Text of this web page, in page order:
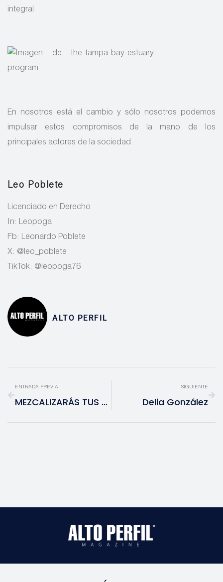
integral.
En nosotros está el cambio y sólo nosotros podemos
impulsar estos compromisos de la mano de los
principales actores de la sociedad.
Leo Poblete
Licenciado en Derecho
In: Leopoga
Fb: Leonardo Poblete
X: @leo_poblete
TikTok: @leopoga76
ALTO PERFIL
ENTRADA PREVIA
MEZCALIZARÁS TUS FIESTAS…
SIGUIENTE
Delia González